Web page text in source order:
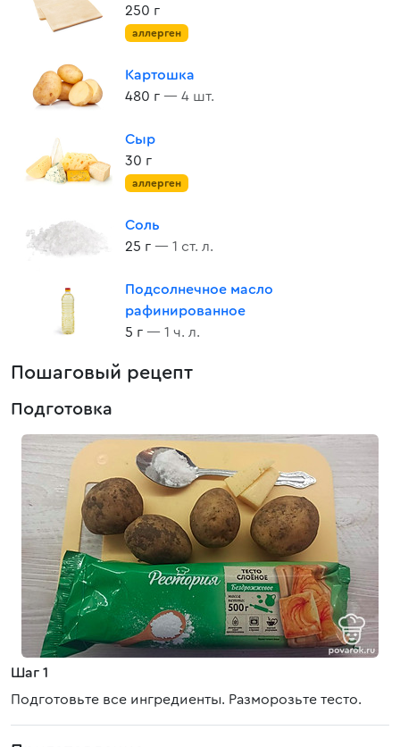
250 г
аллерген
Картошка
480 г — 4 шт.
Сыр
30 г
аллерген
Соль
25 г — 1 ст. л.
Подсолнечное масло
рафинированное
5 г — 1 ч. л.
Пошаговый рецепт
Подготовка
Шаг 1
Подготовьте все ингредиенты. Разморозьте тесто.